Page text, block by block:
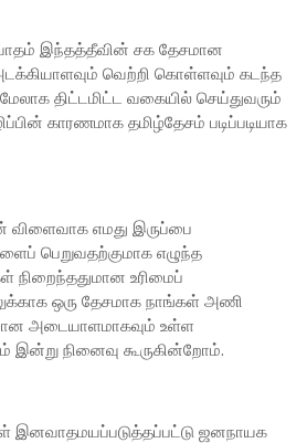
இந்தத்தீவின் சக தேசமான
வெற்றி கொள்ளவும் கடந்த
திட்டமிட்ட வகையில் செய்துவரும்
காரணமாக தமிழ்தேசம் படிப்படியாக
விளைவாக எமது இருப்பை
பெறுவதற்குமாக எழுந்த
நிறைந்ததுமான உரிமைப்
ஒரு தேசமாக நாங்கள் அணி
அடையாளமாகவும் உள்ள
இன்று நினைவு கூருகின்றோம்.
இனவாதமயப்படுத்தப்பட்டு ஜனநாயக